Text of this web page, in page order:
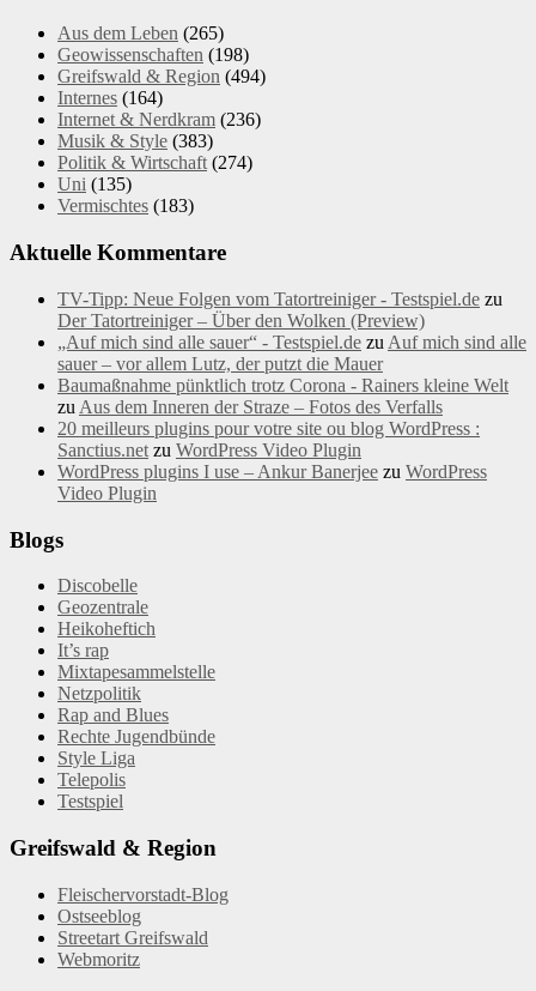
Aus dem Leben (265)
Geowissenschaften (198)
Greifswald & Region (494)
Internes (164)
Internet & Nerdkram (236)
Musik & Style (383)
Politik & Wirtschaft (274)
Uni (135)
Vermischtes (183)
Aktuelle Kommentare
TV-Tipp: Neue Folgen vom Tatortreiniger - Testspiel.de zu
Der Tatortreiniger – Über den Wolken (Preview)
„Auf mich sind alle sauer“ - Testspiel.de zu Auf mich sind alle
sauer – vor allem Lutz, der putzt die Mauer
Baumaßnahme pünktlich trotz Corona - Rainers kleine Welt
zu Aus dem Inneren der Straze – Fotos des Verfalls
20 meilleurs plugins pour votre site ou blog WordPress :
Sanctius.net zu WordPress Video Plugin
WordPress plugins I use – Ankur Banerjee zu WordPress
Video Plugin
Blogs
Discobelle
Geozentrale
Heikoheftich
It’s rap
Mixtapesammelstelle
Netzpolitik
Rap and Blues
Rechte Jugendbünde
Style Liga
Telepolis
Testspiel
Greifswald & Region
Fleischervorstadt-Blog
Ostseeblog
Streetart Greifswald
Webmoritz